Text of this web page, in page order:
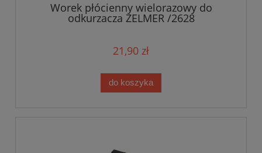
Worek płócienny wielorazowy do
odkurzacza ZELMER /2628
21,90 zł
do koszyka